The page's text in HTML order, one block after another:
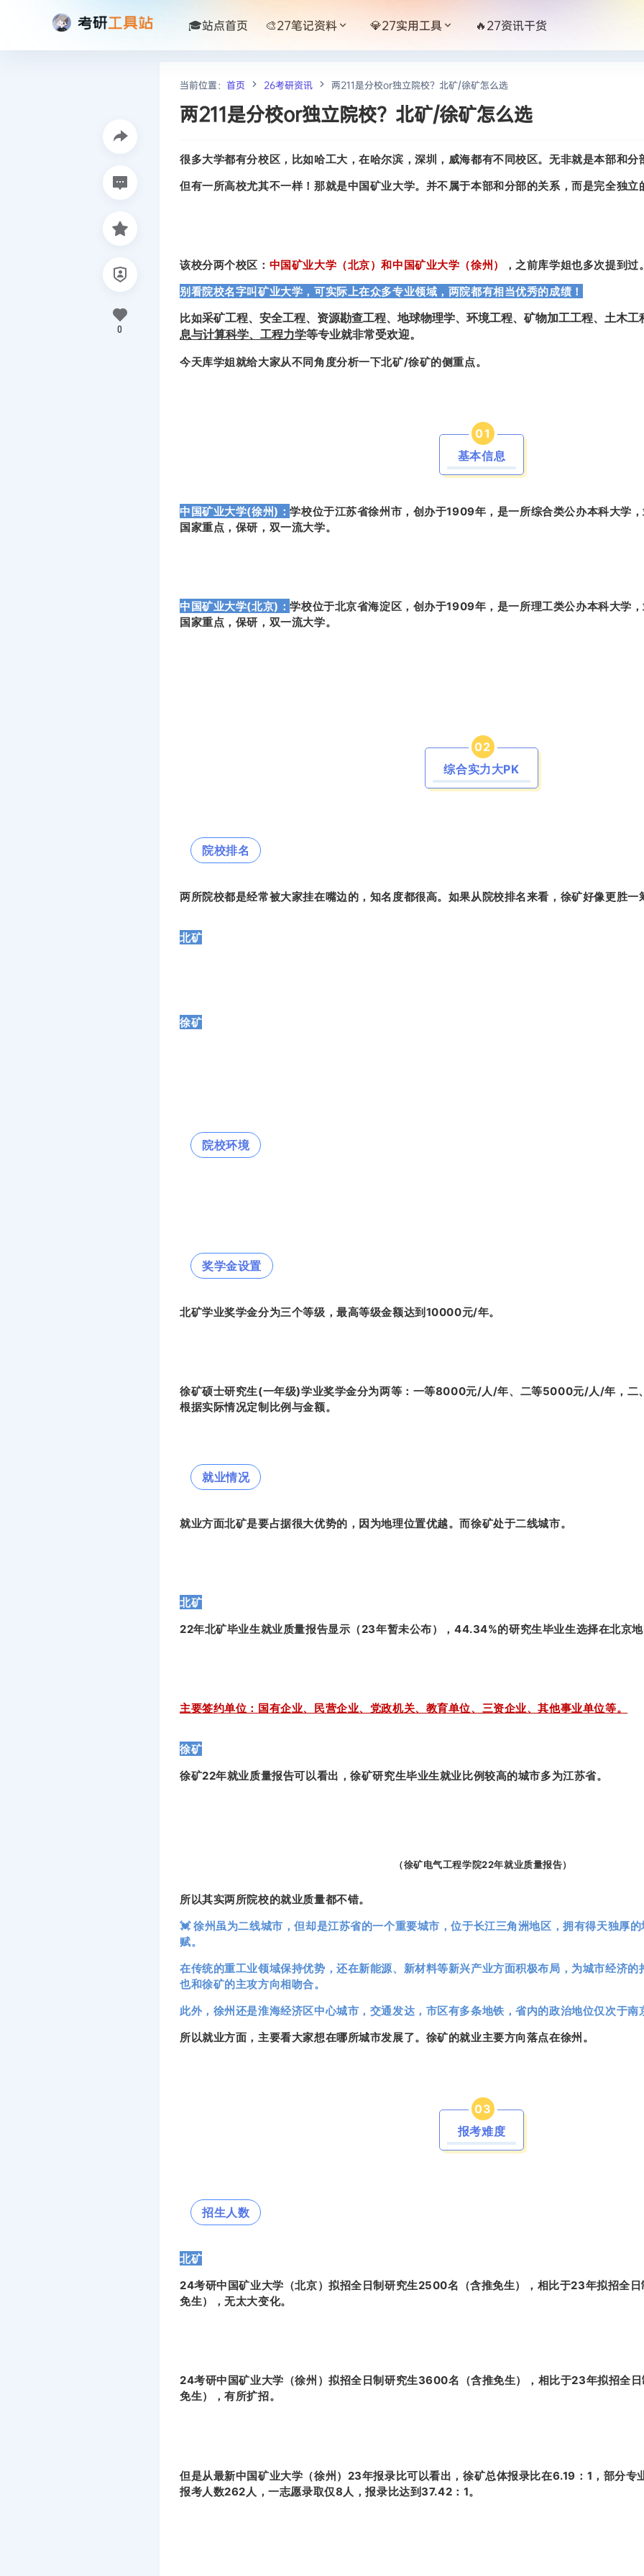
🎓站点首页 🎨27笔记资料 💎27实用工具 🔥27资讯干货
当前位置： 首页 26考研资讯 两211是分校or独立院校？北矿/徐矿怎么选
两211是分校or独立院校？北矿/徐矿怎么选
很多大学都有分校区，比如哈工大，在哈尔滨，深圳，威海都有不同校区。无非就是本部和分
但有一所高校尤其不一样！那就是中国矿业大学。并不属于本部和分部的关系，而是完全独立
该校分两个校区： 中国矿业大学（北京）和中国矿业大学（徐州）
，之前库学姐也多次提到过
别看院校名字叫矿业大学，可实际上在众多专业领域，两院都有相当优秀的成绩！
比如采矿工程、安全工程、资源勘查工程、地球物理学、环境工程、矿物加工工程、土木工
息与计算科学、工程力学等专业就非常受欢迎。
今天库学姐就给大家从不同角度分析一下北矿/徐矿的侧重点。
01
基本信息
中国矿业大学(徐州)：学校位于江苏省徐州市，创办于1909年，是一所综合类公办本科大学
国家重点，保研，双一流大学。
中国矿业大学(北京)：学校位于北京省海淀区，创办于1909年，是一所理工类公办本科大学
国家重点，保研，双一流大学。
02
综合实力大PK
院校排名
两所院校都是经常被大家挂在嘴边的，知名度都很高。如果从院校排名来看，徐矿好像更胜一
北矿
徐矿
院校环境
奖学金设置
北矿学业奖学金分为三个等级，最高等级金额达到10000元/年。
徐矿硕士研究生(一年级)学业奖学金分为两等：一等8000元/人/年、二等5000元/人/年，二
根据实际情况定制比例与金额。
就业情况
就业方面北矿是要占据很大优势的，因为地理位置优越。而徐矿处于二线城市。
北矿
22年北矿毕业生就业质量报告显示（23年暂未公布），44.34%的研究生毕业生选择在北京
主要签约单位：国有企业、民营企业、党政机关、教育单位、三资企业、其他事业单位等。
徐矿
徐矿22年就业质量报告可以看出，徐矿研究生毕业生就业比例较高的城市多为江苏省。
（徐矿电气工程学院22年就业质量报告）
所以其实两所院校的就业质量都不错。
💓 徐州虽为二线城市，但却是江苏省的一个重要城市，位于长江三角洲地区，拥有得天独厚
赋。
在传统的重工业领域保持优势，还在新能源、新材料等新兴产业方面积极布局，为城市经济
也和徐矿的主攻方向相吻合。
此外，徐州还是淮海经济区中心城市，交通发达，市区有多条地铁，省内的政治地位仅次于南
所以就业方面，主要看大家想在哪所城市发展了。徐矿的就业主要方向落点在徐州。
03
报考难度
招生人数
北矿
24考研中国矿业大学（北京）拟招全日制研究生2500名（含推免生），相比于23年拟招全
免生），无太大变化。
24考研中国矿业大学（徐州）拟招全日制研究生3600名（含推免生），相比于23年拟招全
免生），有所扩招。
但是从最新中国矿业大学（徐州）23年报录比可以看出，徐矿总体报录比在6.19：1，部分专
报考人数262人，一志愿录取仅8人，报录比达到37.42：1。
0